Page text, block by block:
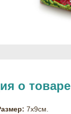
о товаре
7х9см.